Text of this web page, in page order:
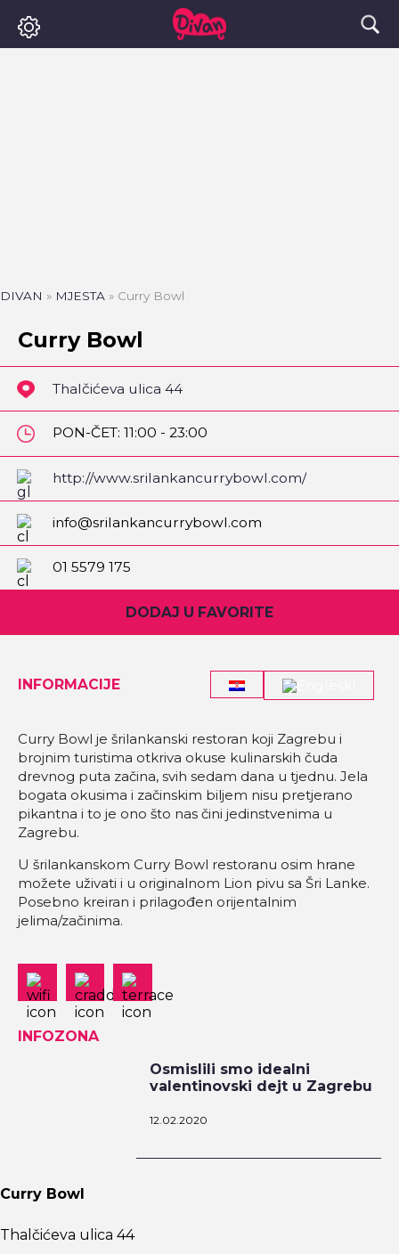
DIVAN » MJESTA » Curry Bowl
Curry Bowl
Thalčićeva ulica 44
PON-ČET: 11:00 - 23:00
PET-SUB: 11:00 - 00:00
NED: 09:00 - 23:00
http://www.srilankancurrybowl.com/
info@srilankancurrybowl.com
01 5579 175
DODAJ U FAVORITE
INFORMACIJE
Curry Bowl je šrilankanski restoran koji Zagrebu i
brojnim turistima otkriva okuse kulinarskih čuda
drevnog puta začina, svih sedam dana u tjednu. Jela
bogata okusima i začinskim biljem nisu pretjerano
pikantna i to je ono što nas čini jedinstvenima u
Zagrebu.
U šrilankanskom Curry Bowl restoranu osim hrane
možete uživati i u originalnom Lion pivu sa Šri Lanke.
Posebno kreiran i prilagođen orijentalnim
jelima/začinima.
INFOZONA
Osmislili smo idealni
valentinovski dejt u Zagrebu
12.02.2020
Curry Bowl
Thalčićeva ulica 44